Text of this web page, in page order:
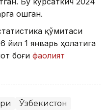
ошган.
қўмитаси
йил 1 январь ҳолатига
боғи фаолият
Ўзбекистон